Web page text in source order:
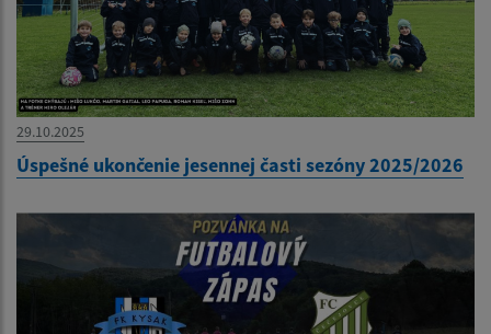
29.10.2025
Úspešné ukončenie jesennej časti sezóny 2025/2026